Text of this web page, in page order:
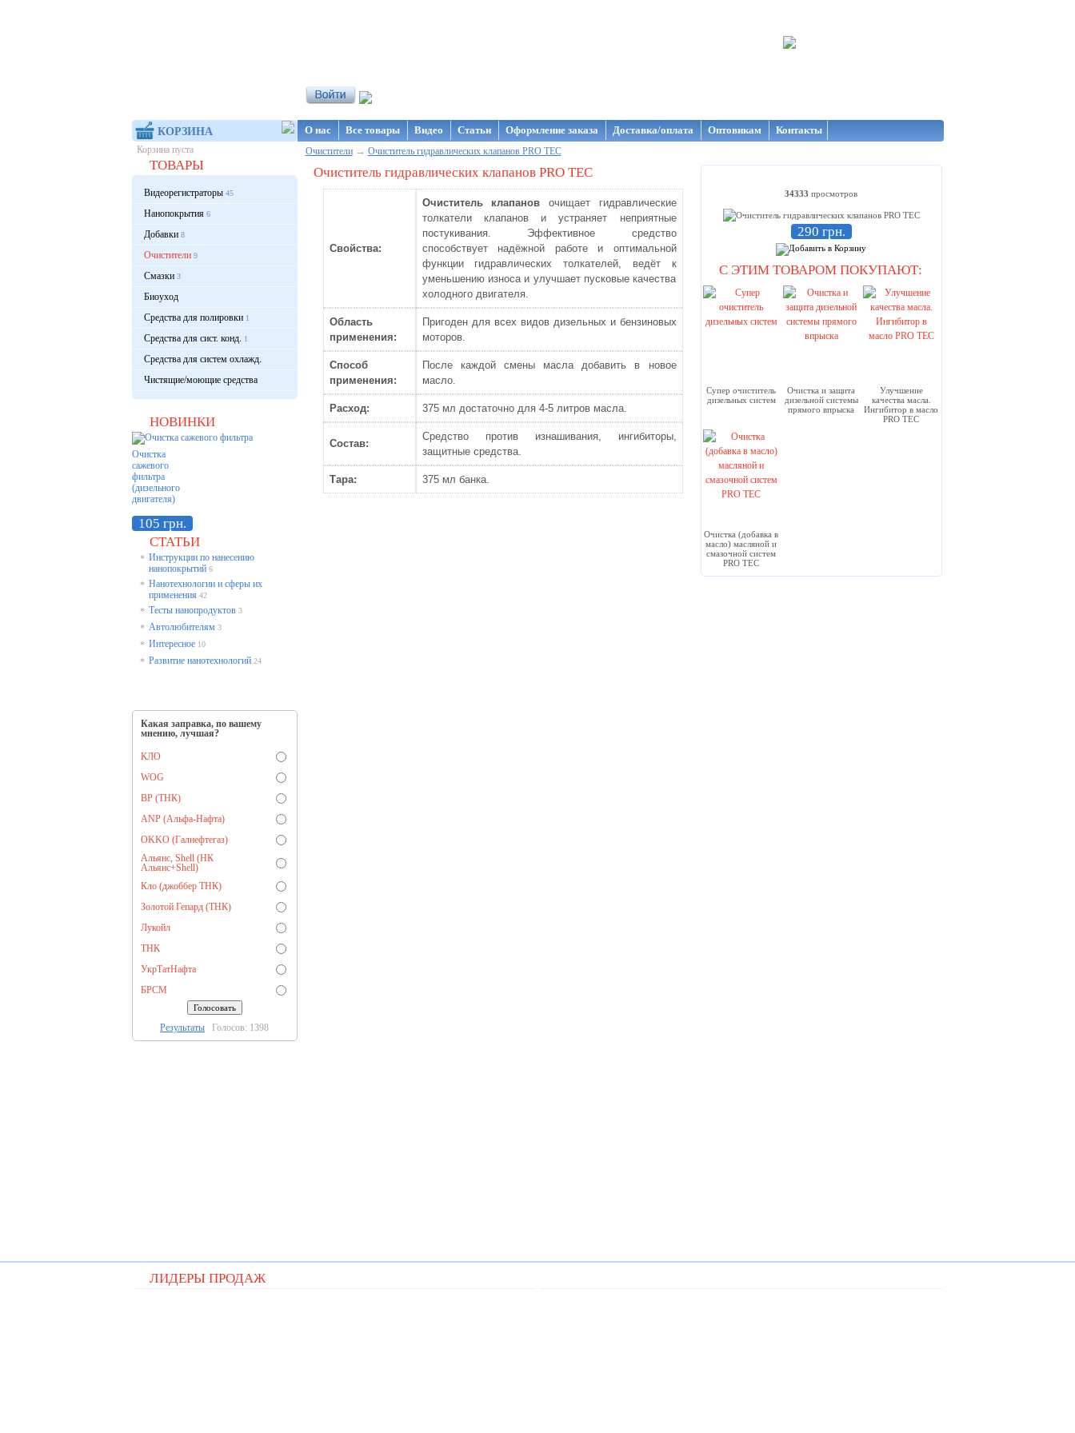
КОРЗИНА
Корзина пуста
ТОВАРЫ
Видеорегистраторы45
Нанопокрытия6
Добавки8
Очистители9
Смазки3
Биоуход
Средства для полировки1
Средства для сист. конд. 1
Средства для систем охлажд.
Чистящие/моющие средства
НОВИНКИ
Очистка
сажевого
фильтра
(дизельного
двигателя)
105 грн.
СТАТЬИ
* Инструкции по нанесению
нанопокрытий 6
* Нанотехнологии и сферы их
применения 42
* Тесты нанопродуктов 3
* Автолюбителям 3
* Интересное 10
* Развитие нанотехнологий 24
Какая заправка, по вашему
мнению, лучшая?
КЛО
WOG
BP (ТНК)
ANP (Альфа-Нафта)
OKKO (Галнефтегаз)
Альянс, Shell (НК
Альянс+Shell)
Кло (джоббер ТНК)
Золотой Гепард (ТНК)
Лукойл
ТНК
УкрТатНафта
БРСМ
Результаты Голосов: 1398
О нас Все товары Видео Статьи Оформление заказа Доставка/оплата Оптовикам Контакты
Очистители→ Очиститель гидравлических клапанов PRO TEC
34333 просмотров
290 грн.
С ЭТИМ ТОВАРОМ ПОКУПАЮТ:
Супер очиститель
дизельных систем
Очистка и защита
дизельной системы
прямого впрыска
Улучшение
качества масла.
Ингибитор в масло
PRO TEC
Очистка (добавка в
масло) масляной и
смазочной систем
PRO TEC
Очиститель гидравлических клапанов PRO TEC
Свойства:
Очиститель клапанов очищает гидравлические
толкатели клапанов и устраняет неприятные
постукивания. Эффективное средство
способствует надёжной работе и оптимальной
функции гидравлических толкателей, ведёт к
уменьшению износа и улучшает пусковые качества
холодного двигателя.
Область
применения:
Пригоден для всех видов дизельных и бензиновых
моторов.
Способ
применения:
После каждой смены масла добавить в новое
масло.
Расход: 375 мл достаточно для 4-5 литров масла.
Состав:
Средство против изнашивания, ингибиторы,
защитные средства.
Тара: 375 мл банка.
ЛИДЕРЫ ПРОДАЖ